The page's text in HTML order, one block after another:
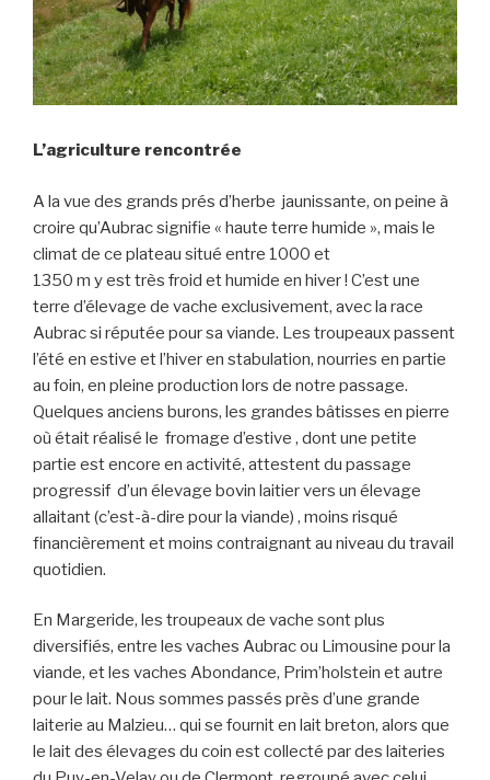
L’agriculture rencontrée
A la vue des grands prés d’herbe jaunissante, on peine à
croire qu’Aubrac signifie « haute terre humide », mais le
climat de ce plateau situé entre 1000 et
1350 m y est très froid et humide en hiver ! C’est une
terre d’élevage de vache exclusivement, avec la race
Aubrac si réputée pour sa viande. Les troupeaux passent
l’été en estive et l’hiver en stabulation, nourries en partie
au foin, en pleine production lors de notre passage.
Quelques anciens burons, les grandes bâtisses en pierre
où était réalisé le fromage d’estive , dont une petite
partie est encore en activité, attestent du passage
progressif d’un élevage bovin laitier vers un élevage
allaitant (c’est-à-dire pour la viande) , moins risqué
financièrement et moins contraignant au niveau du travail
quotidien.
En Margeride, les troupeaux de vache sont plus
diversifiés, entre les vaches Aubrac ou Limousine pour la
viande, et les vaches Abondance, Prim’holstein et autre
pour le lait. Nous sommes passés près d’une grande
laiterie au Malzieu… qui se fournit en lait breton, alors que
le lait des élevages du coin est collecté par des laiteries